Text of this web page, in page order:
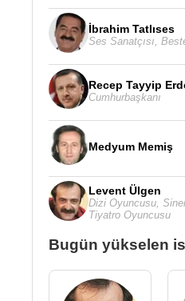
İbrahim Tatlıses
Ses Sanatçısı
Recep Tayyip
Cumhurbaşkanı
Medyum Memiş
Levent Ülgen
Dizi Oyuncusu,
Tiyatro Oyuncusu
Bugün yükselen